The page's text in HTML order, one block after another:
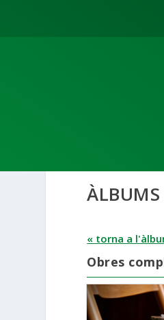
« torna a
Obres